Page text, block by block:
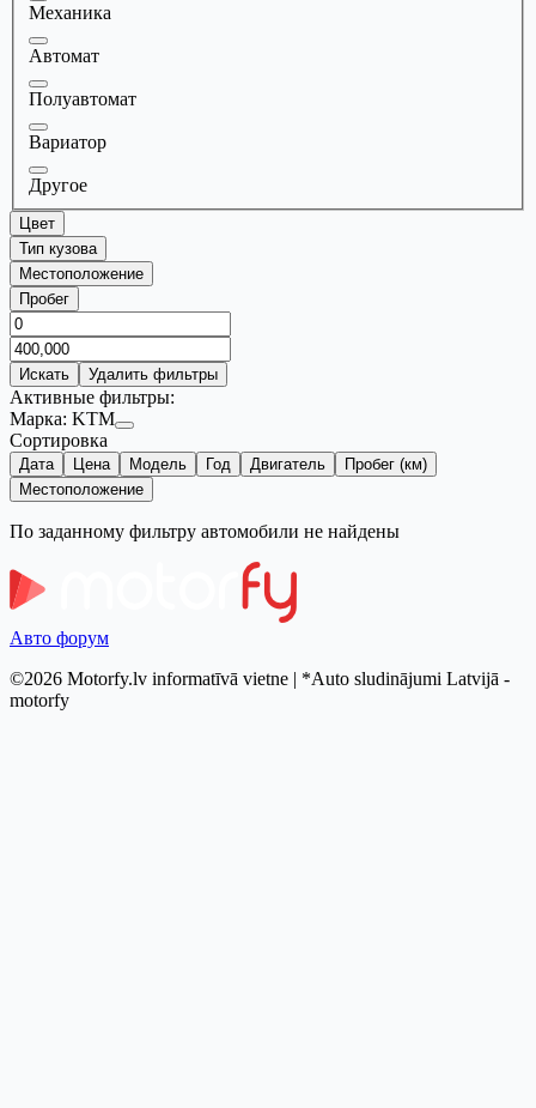
Механика
Автомат
Полуавтомат
Вариатор
Другое
Цвет
Тип кузова
Местоположение
Пробег
Искать Удалить фильтры
Активные фильтры:
Марка: KTM
Сортировка
Дата Цена Модель Год Двигатель
Пробег (км)
Местоположение
По заданному фильтру автомобили не найдены
Авто форум
©2026 Motorfy.lv informatīvā vietne | *Auto sludinājumi Latvijā -
motorfy